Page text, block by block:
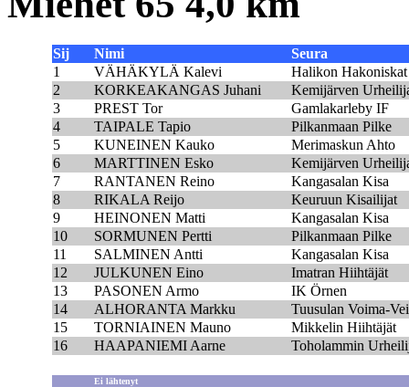
Sij Nimi
Seura
1
VÄHÄKYLÄ Kalevi
Halikon Hakoniskat
2
KORKEAKANGAS Juhani
Kemijärven
3
PREST Tor
Gamlakarleby IF
4
TAIPALE Tapio
Pilkanmaan Pilke
5
KUNEINEN Kauko
Merimaskun Ahto
6
MARTTINEN Esko
Kemijärven
7
RANTANEN Reino
Kangasalan Kisa
8
RIKALA Reijo
Keuruun Kisailijat
9
HEINONEN Matti
Kangasalan Kisa
10
SORMUNEN Pertti
Pilkanmaan Pilke
11
SALMINEN Antti
Kangasalan Kisa
12
JULKUNEN Eino
Imatran Hiihtäjät
13
PASONEN Armo
IK Örnen
14
ALHORANTA Markku
Tuusulan Voima-
15
TORNIAINEN Mauno
Mikkelin Hiihtäjät
16
HAAPANIEMI Aarne Toholammin
Ei lähtenyt